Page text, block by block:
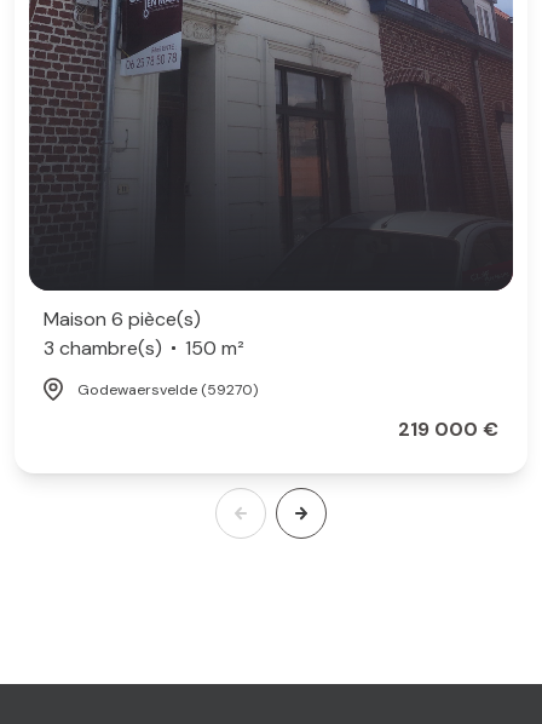
Maison 6 pièce(s)
3 chambre(s)
150 m²
Godewaersvelde (59270)
219 000 €